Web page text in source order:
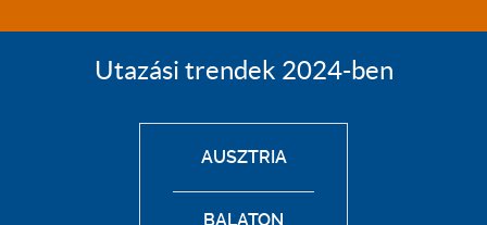
Utazási trendek 2024-ben
AUSZTRIA
BALATON